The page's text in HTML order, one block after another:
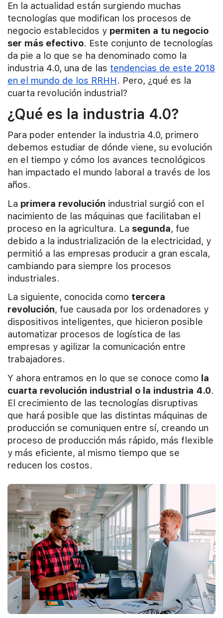
En la actualidad están surgiendo muchas
tecnologías que modifican los procesos de
negocio establecidos y permiten a tu negocio
ser más efectivo. Este conjunto de tecnologías
da pie a lo que se ha denominado como la
industria 4.0, una de las tendencias de este 2018
en el mundo de los RRHH. Pero, ¿qué es la
cuarta revolución industrial?
¿Qué es la industria 4.0?
Para poder entender la industria 4.0, primero
debemos estudiar de dónde viene, su evolución
en el tiempo y cómo los avances tecnológicos
han impactado el mundo laboral a través de los
años.
La primera revolución industrial surgió con el
nacimiento de las máquinas que facilitaban el
proceso en la agricultura. La segunda, fue
debido a la industrialización de la electricidad, y
permitió a las empresas producir a gran escala,
cambiando para siempre los procesos
industriales.
La siguiente, conocida como tercera
revolución, fue causada por los ordenadores y
dispositivos inteligentes, que hicieron posible
automatizar procesos de logística de las
empresas y agilizar la comunicación entre
trabajadores.
Y ahora entramos en lo que se conoce como la
cuarta revolución industrial o la industria 4.0.
El crecimiento de las tecnologías disruptivas
que hará posible que las distintas máquinas de
producción se comuniquen entre sí, creando un
proceso de producción más rápido, más flexible
y más eficiente, al mismo tiempo que se
reducen los costos.